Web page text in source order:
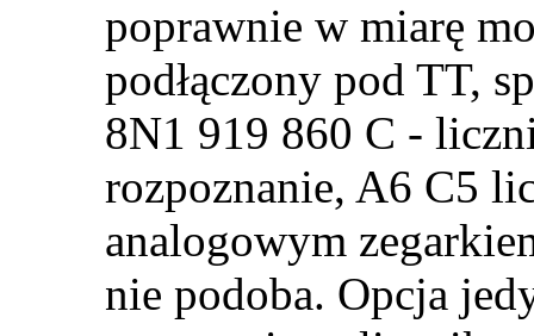
poprawnie w miarę
podłączony pod TT,
8N1 919 860 C -
rozpoznanie, A6 C5
analogowym
nie podoba. Opcja